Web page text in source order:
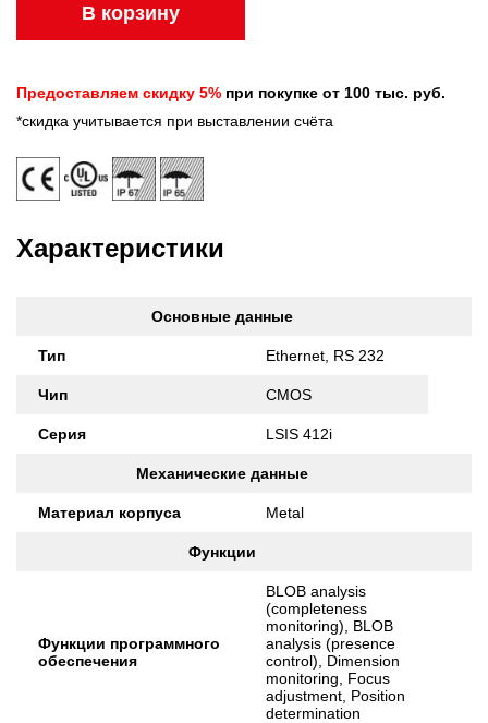
В корзину
Предоставляем скидку 5% при покупке от 100 тыс. руб.
*скидка учитывается при выставлении счёта
Характеристики
Основные данные
Тип Ethernet, RS 232
Чип CMOS
Серия LSIS 412i
Механические данные
Материал корпуса Metal
Функции
Функции программного
обеспечения
BLOB analysis
(completeness
monitoring), BLOB
analysis (presence
control), Dimension
monitoring, Focus
adjustment, Position
determination